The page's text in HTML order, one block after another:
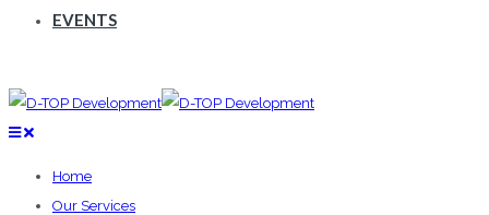
EVENTS
Home
Our Services